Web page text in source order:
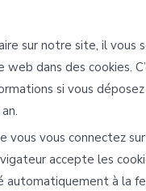
sur notre site, il vous
dans des cookies.
si vous
vous vous connectez
accepte les
automatiquement à la